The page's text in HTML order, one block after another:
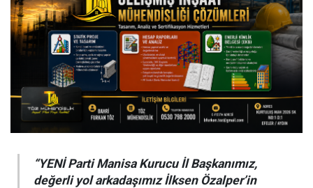
“YENİ Parti Manisa Kurucu İl Başkanımız,
değerli yol arkadaşımız İlksen Özalper’in